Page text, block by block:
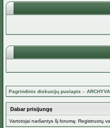
Pagrindinis diskusijų puslapis »
Dabar prisijungę
Vartotojai naršantys šį forumą: Registruotų